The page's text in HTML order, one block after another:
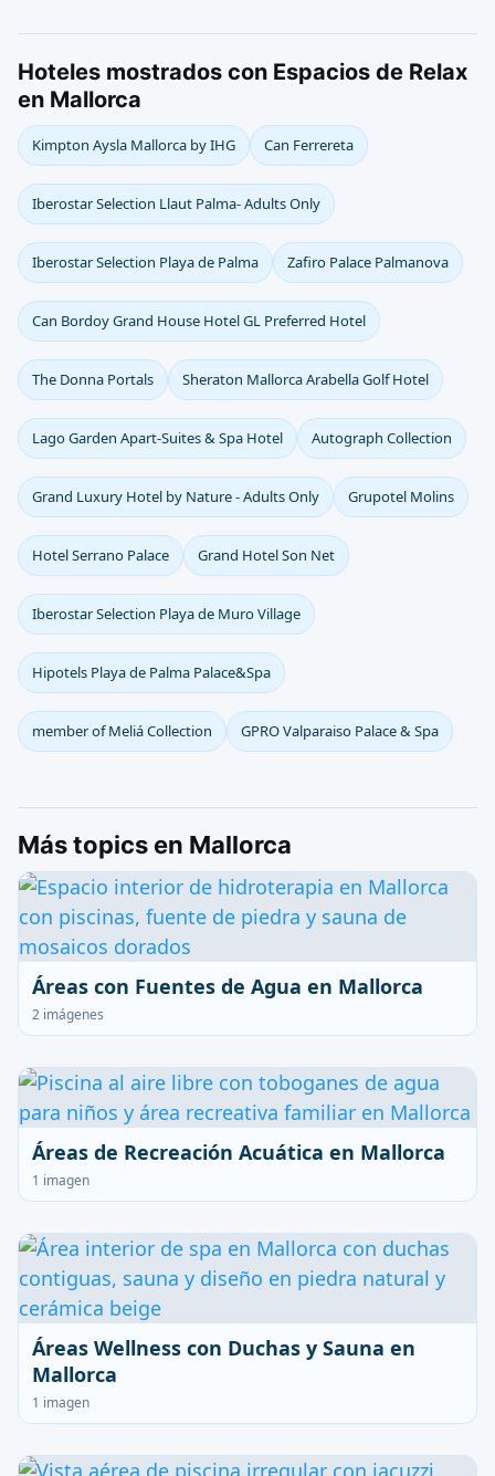
Hoteles mostrados con Espacios de Relax
en Mallorca
Kimpton Aysla Mallorca by IHG Can Ferrereta
Iberostar Selection Llaut Palma- Adults Only
Iberostar Selection Playa de Palma Zafiro Palace Palmanova
Can Bordoy Grand House Hotel GL Preferred Hotel
The Donna Portals Sheraton Mallorca Arabella Golf Hotel
Lago Garden Apart-Suites & Spa Hotel Autograph Collection
Grand Luxury Hotel by Nature - Adults Only Grupotel Molins
Hotel Serrano Palace Grand Hotel Son Net
Iberostar Selection Playa de Muro Village
Hipotels Playa de Palma Palace&Spa
member of Meliá Collection GPRO Valparaiso Palace & Spa
Más topics en Mallorca
Áreas con Fuentes de Agua en Mallorca
2 imágenes
Áreas de Recreación Acuática en Mallorca
1 imagen
Áreas Wellness con Duchas y Sauna en
Mallorca
1 imagen